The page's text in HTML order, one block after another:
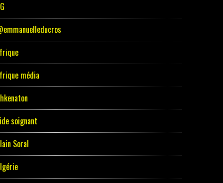
média
soignant
Soral